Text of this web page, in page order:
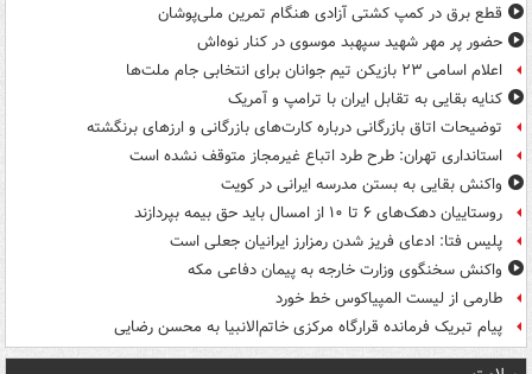
قطع برق در کمپ کشتی آزادی هنگام تمرین ملی‌پوشان
حضور پر مهر شهید سپهبد موسوی در کنار نوه‌اش
اعلام اسامی ۲۳ بازیکن تیم جوانان برای انتخابی جام ملت‌ها
کنایه بقایی به تقابل ایران با ترامپ و آمریک
توضیحات اتاق بازرگانی درباره کارت‌های بازرگانی و ارزهای برنگشته
استانداری تهران: طرح طرد اتباع غیرمجاز متوقف نشده است
واکنش بقایی به بستن مدرسه ایرانی در کویت
روستاییان دهک‌های ۶ تا ۱۰ از امسال باید حق بیمه بپردازند
پلیس فتا: ادعای فریز شدن رمزارز ایرانیان جعلی است
واکنش سخنگوی وزارت خارجه به پیمان دفاعی مکه
طارمی از لیست المپیاکوس خط خورد
پیام تبریک فرمانده قرارگاه مرکزی خاتم‌الانبیا به محسن رضایی